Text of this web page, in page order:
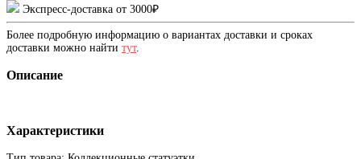
Экспресс-доставка от 3000₽
Более подробную информацию о вариантах доставки и сроках
доставки можно найти тут.
Описание
Характеристики